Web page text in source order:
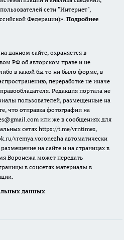
сети "Интернет",
Федерации)». Подробнее
данном сайте, охраняется в
РФ об авторском праве и не
в какой бы то ни было форме, в
переработке не иначе
Редакция портала не
пользователей, размещенные на
что отправка фотографии на
или же в сообщениях для
сетях https://t.me/vrntimes,
vremya.voronezha автоматически
на сайте и на страницах в
Воронежа может передать
в соцсетях материалы в
данных